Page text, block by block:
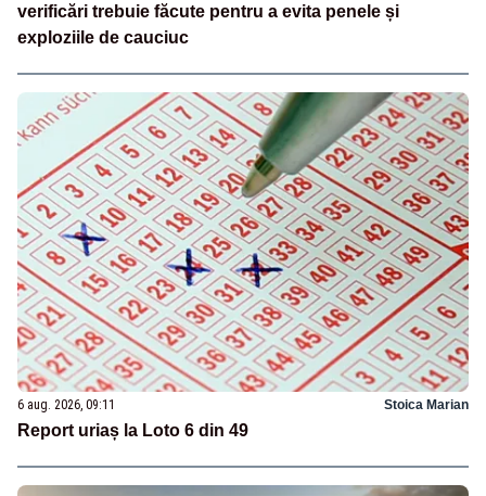
verificări trebuie făcute pentru a evita penele și
exploziile de cauciuc
6 aug. 2026, 09:11 Stoica Marian
Report uriaș la Loto 6 din 49